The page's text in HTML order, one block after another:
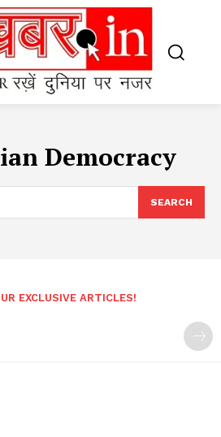
Democracy
SEARCH
EXCLUSIVE ARTICLES!